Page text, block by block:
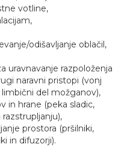
votline,
odišavljanje oblačil,
uravnavanje razpoloženja
naravni pristopi (vonj
del možganov),
in hrane (peka sladic,
prostora (pršilniki,
in difuzorji).